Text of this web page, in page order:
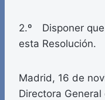
2.º Disponer
esta Resolución.
Madrid, 16 de
Directora